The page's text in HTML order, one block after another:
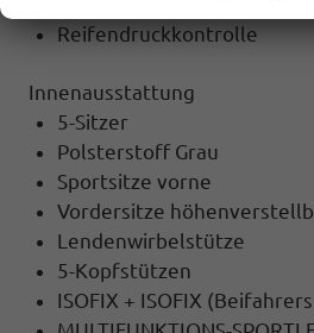
Reifendruckkontrolle
Innenausstattung
5-Sitzer
Polsterstoff Grau
Sportsitze vorne
Vordersitze
Lendenwirbelstütze
5-Kopfstützen
ISOFIX + ISOFIX